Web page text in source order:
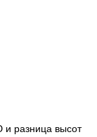
разница высот